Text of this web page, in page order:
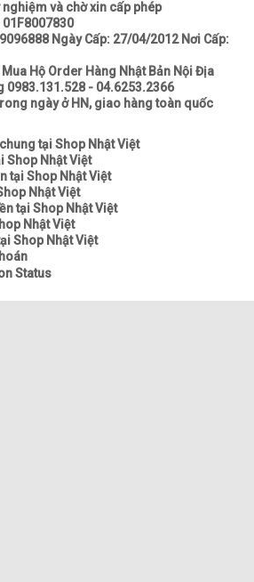
và chờ xin cấp phép
01F8007830
Ngày Cấp: 27/04/2012 Nơi Cấp:
Hộ Order Hàng Nhật Bản Nội Địa
0983.131.528 - 04.6253.2366
ngày ở HN, giao hàng toàn quốc
tại Shop Nhật Việt
Shop Nhật Việt
tại Shop Nhật Việt
Nhật Việt
tại Shop Nhật Việt
Nhật Việt
Shop Nhật Việt